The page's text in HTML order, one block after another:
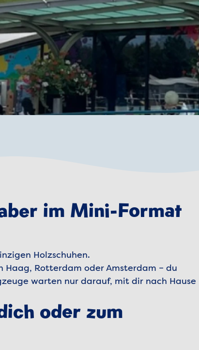
im Mini-Format
Holzschuhen.
Haag, Rotterdam oder Amsterdam – du
warten nur darauf, mit dir nach Hause
oder zum